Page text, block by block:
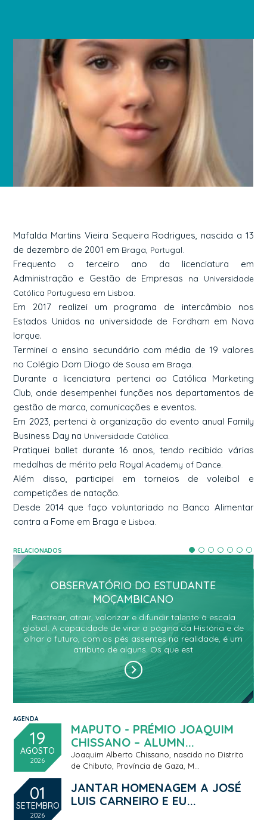
Mafalda Martins Vieira Sequeira Rodrigues, nascida a 13
de dezembro de 2001 em Braga, Portugal.
Frequento o terceiro ano da licenciatura em
Administração e Gestão de Empresas
na Universidade
Católica Portuguesa em Lisboa.
Em 2017 realizei um programa de intercâmbio nos
Estados Unidos na universidade de Fordham em Nova
lorque.
Terminei o ensino secundário com média de 19 valores
no Colégio Dom Diogo deSousa em Braga.
Durante a licenciatura pertenci ao Católica Marketing
Club, onde desempenhei funções nos departamentos de
gestão de marca, comunicações e eventos.
Em 2023, pertenci à organização do evento anual Family
Business Day na Universidade Católica.
Pratiquei ballet durante 16 anos, tendo recibido várias
medalhas de mérito pela RoyalAcademy of Dance.
Além disso, participei em torneios de voleibol e
competições de natação.
Desde 2014 que faço voluntariado no Banco Alimentar
contra a Fome em Braga e Lisboa.
RELACIONADOS
OBSERVATÓRIO DO ESTUDANTE
MOÇAMBICANO
Rastrear, atrair, valorizar e difundir talento à escala
global. A capacidade de virar a página da História e de
olhar o futuro, com os pés assentes na realidade, é um
atributo de alguns. Os que est
AGENDA
19
AGOSTO
2026
MAPUTO - PRÉMIO JOAQUIM
CHISSANO – ALUMN...
Joaquim Alberto Chissano, nascido no Distrito
de Chibuto, Província de Gaza, M...
01
SETEMBRO
2026
JANTAR HOMENAGEM A JOSÉ
LUIS CARNEIRO E EU...